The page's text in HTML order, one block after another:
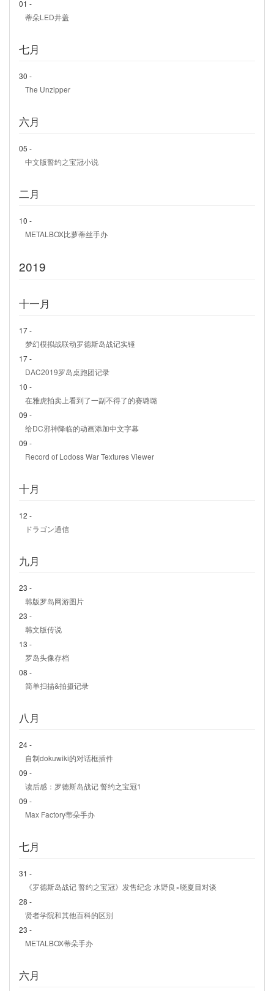
01 -
蒂朵LED井盖
七月
30 -
The Unzipper
六月
05 -
中文版誓约之宝冠小说
二月
10 -
METALBOX比萝蒂丝手办
2019
十一月
17 -
梦幻模拟战联动罗德斯岛战记实锤
17 -
DAC2019罗岛桌跑团记录
10 -
在雅虎拍卖上看到了一副不得了的赛璐璐
09 -
给DC邪神降临的动画添加中文字幕
09 -
Record of Lodoss War Textures Viewer
十月
12 -
ドラゴン通信
九月
23 -
韩版罗岛网游图片
23 -
韩文版传说
13 -
罗岛头像存档
08 -
简单扫描&拍摄记录
八月
24 -
自制dokuwiki的对话框插件
09 -
读后感：罗德斯岛战记 誓约之宝冠1
09 -
Max Factory蒂朵手办
七月
31 -
《罗德斯岛战记 誓约之宝冠》发售纪念 水野良×晓夏目对谈
28 -
贤者学院和其他百科的区别
23 -
METALBOX蒂朵手办
六月